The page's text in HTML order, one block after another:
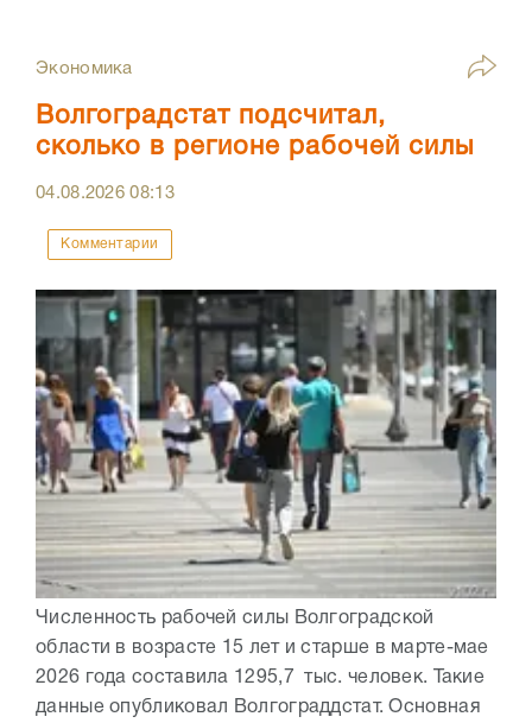
Экономика
Волгоградстат подсчитал,
сколько в регионе рабочей силы
04.08.202608:13
Комментарии
Численность рабочей силы Волгоградской
области в возрасте 15 лет и старше в марте-мае
2026 года составила 1295,7 тыс. человек. Такие
данные опубликовал Волгограддстат. Основная